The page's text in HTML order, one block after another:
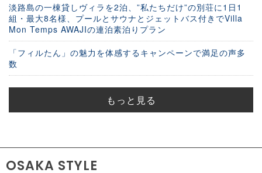
淡路島の一棟貸しヴィラを2泊、”私たちだけ”の別荘に1日1
組・最大8名様、プールとサウナとジェットバス付きでVilla
Mon Temps AWAJIの連泊素泊りプラン
「フィルたん」の魅力を体感するキャンペーンで満足の声多
数
もっと見る
OSAKA STYLE